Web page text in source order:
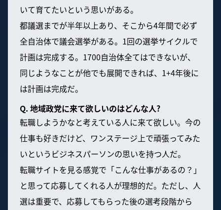
いて育てたいという思いがある。
都議選までが半年以上あり、そこから4年間で必ず
全自治体で議会選挙がある。1回の選挙サイクルで
計画は完成する。1700自治体全てはできないが、
同じようなことが他でも展開できれば、1+4年後に
は計画は完成だ。
Q. 地域政党に来て欲しいのはどんな人?
転職しようかなと考えている人に来て欲しい。今の
仕事も好きだけど、ワンステージ上で頑張ってみた
いというビジネスパーソンの思いを持つ人だ。
転職サイトを見る感覚で「こんな仕事があるの？」
と思って応募してくれる人が理想的だ。ただし、人
選は重要で、応募してもらった後の選考段階から